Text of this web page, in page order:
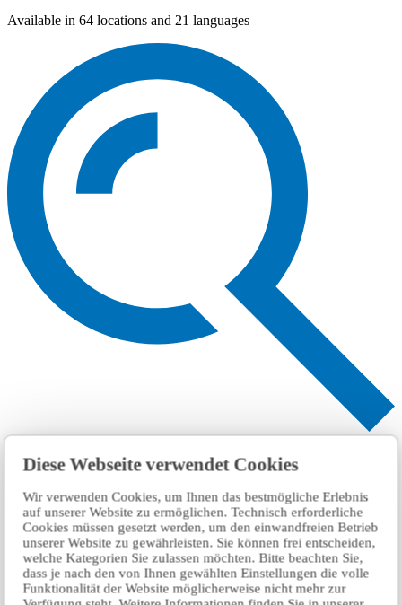
Diese Webseite verwendet Cookies
Wir verwenden Cookies, um Ihnen das bestmögliche Erlebnis
auf unserer Website zu ermöglichen. Technisch erforderliche
Cookies müssen gesetzt werden, um den einwandfreien Betrieb
unserer Website zu gewährleisten. Sie können frei entscheiden,
welche Kategorien Sie zulassen möchten. Bitte beachten Sie,
dass je nach den von Ihnen gewählten Einstellungen die volle
Funktionalität der Website möglicherweise nicht mehr zur
Available in 64 locations and 21 languages